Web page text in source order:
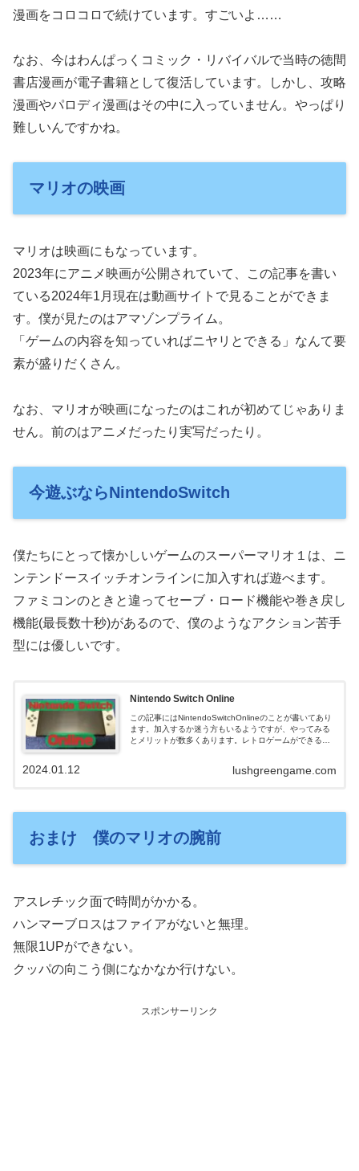
漫画をコロコロで続けています。すごいよ……
なお、今はわんぱっくコミック・リバイバルで当時の徳間
書店漫画が電子書籍として復活しています。しかし、攻略
漫画やパロディ漫画はその中に入っていません。やっぱり
難しいんですかね。
マリオの映画
マリオは映画にもなっています。
2023年にアニメ映画が公開されていて、この記事を書い
ている2024年1月現在は動画サイトで見ることができま
す。僕が見たのはアマゾンプライム。
「ゲームの内容を知っていればニヤリとできる」なんて要
素が盛りだくさん。
なお、マリオが映画になったのはこれが初めてじゃありま
せん。前のはアニメだったり実写だったり。
今遊ぶならNintendoSwitch
僕たちにとって懐かしいゲームのスーパーマリオ１は、ニ
ンテンドースイッチオンラインに加入すれば遊べます。
ファミコンのときと違ってセーブ・ロード機能や巻き戻し
機能(最長数十秒)があるので、僕のようなアクション苦手
型には優しいです。
Nintendo Switch Online
この記事にはNintendoSwitchOnlineのことが書いてあり
ます。加入するか迷う方もいるようですが、やってみる
とメリットが数多くあります。レトロゲームができると
lushgreengame.com
2024.01.12
おまけ 僕のマリオの腕前
アスレチック面で時間がかかる。
ハンマーブロスはファイアがないと無理。
無限1UPができない。
クッパの向こう側になかなか行けない。
スポンサーリンク